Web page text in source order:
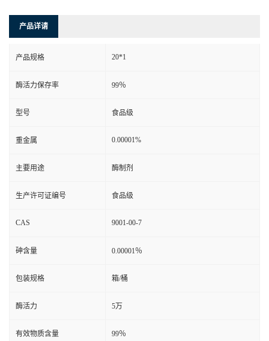
产品详请
产品规格 20*1
酶活力保存率 99％
型号 食品级
重金属 0.00001%
主要用途 酶制剂
生产许可证编号 食品级
CAS 9001-00-7
砷含量 0.00001％
包装规格 箱/桶
酶活力 5万
有效物质含量 99％